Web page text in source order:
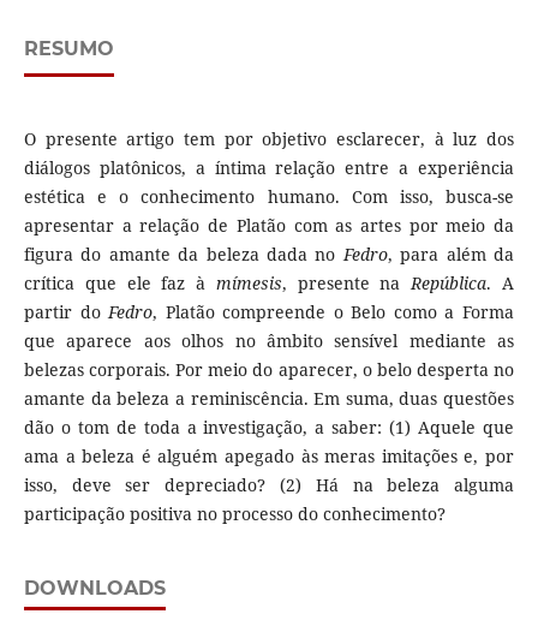
RESUMO
O presente artigo tem por objetivo esclarecer, à luz dos
diálogos platônicos, a íntima relação entre a experiência
estética e o conhecimento humano. Com isso, busca-se
apresentar a relação de Platão com as artes por meio da
figura do amante da beleza dada noFedro, para além da
crítica que ele faz à mímesis, presente naRepública. A
partir doFedro, Platão compreende o Belo como a Forma
que aparece aos olhos no âmbito sensível mediante as
belezas corporais. Por meio do aparecer, o belo desperta no
amante da beleza a reminiscência. Em suma, duas questões
dão o tom de toda a investigação, a saber: (1) Aquele que
ama a beleza é alguém apegado às meras imitações e, por
isso, deve ser depreciado? (2) Há na beleza alguma
participação positiva no processo do conhecimento?
DOWNLOADS